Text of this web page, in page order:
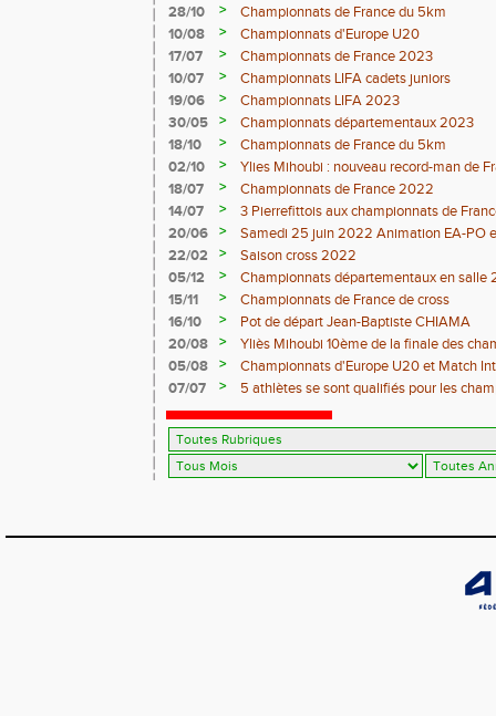
28/10
>
Championnats de France du 5km
10/08
>
Championnats d'Europe U20
17/07
>
Championnats de France 2023
10/07
>
Championnats LIFA cadets juniors
19/06
>
Championnats LIFA 2023
30/05
>
Championnats départementaux 2023
18/10
>
Championnats de France du 5km
02/10
>
Ylies Mihoubi : nouveau record-man de
18/07
>
Championnats de France 2022
14/07
>
3 Pierrefittois aux championnats de
20/06
>
Samedi 25 juin 2022 Animation EA-PO
22/02
>
Saison cross 2022
05/12
>
Championnats départementaux en salle
15/11
>
Championnats de France de cross
16/10
>
Pot de départ Jean-Baptiste CHIAMA
20/08
>
Yliès Mihoubi 10ème de la finale des
05/08
>
Championnats d'Europe U20 et Match
07/07
>
5 athlètes se sont qualifiés pour les